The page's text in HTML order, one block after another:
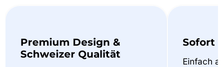
Premium Design &
Schweizer Qualität
Sofort
Einfach